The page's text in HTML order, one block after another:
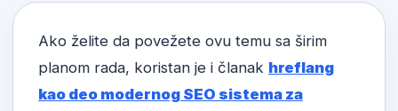
Ako želite da povežete ovu temu sa širim
planom rada, koristan je i članak hreflang
kao deo modernog SEO sistema za